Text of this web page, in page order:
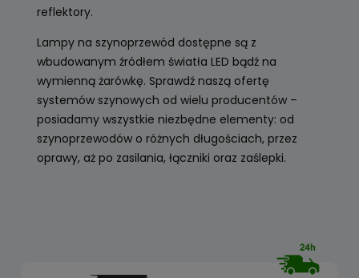
reflektory.
Lampy na szynoprzewód dostępne są z
wbudowanym źródłem światła LED bądź na
wymienną żarówkę. Sprawdź naszą ofertę
systemów szynowych od wielu producentów –
posiadamy wszystkie niezbędne elementy: od
szynoprzewodów o różnych długościach, przez
oprawy, aż po zasilania, łączniki oraz zaślepki.